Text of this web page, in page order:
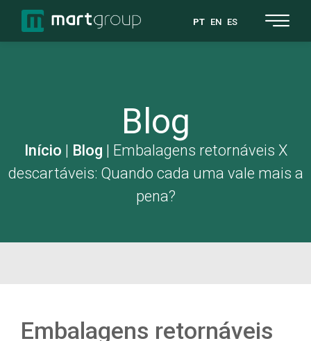
PT EN ES
Blog
Início | Blog | Embalagens retornáveis X
descartáveis: Quando cada uma vale mais a
pena?
Embalagens retornáveis